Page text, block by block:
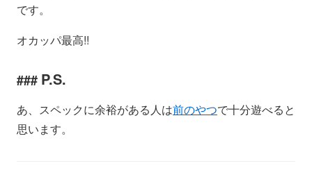
です。
オカッパ最高!!
P.S.
あ、スペックに余裕がある人は前のやつで十分遊べると
思います。